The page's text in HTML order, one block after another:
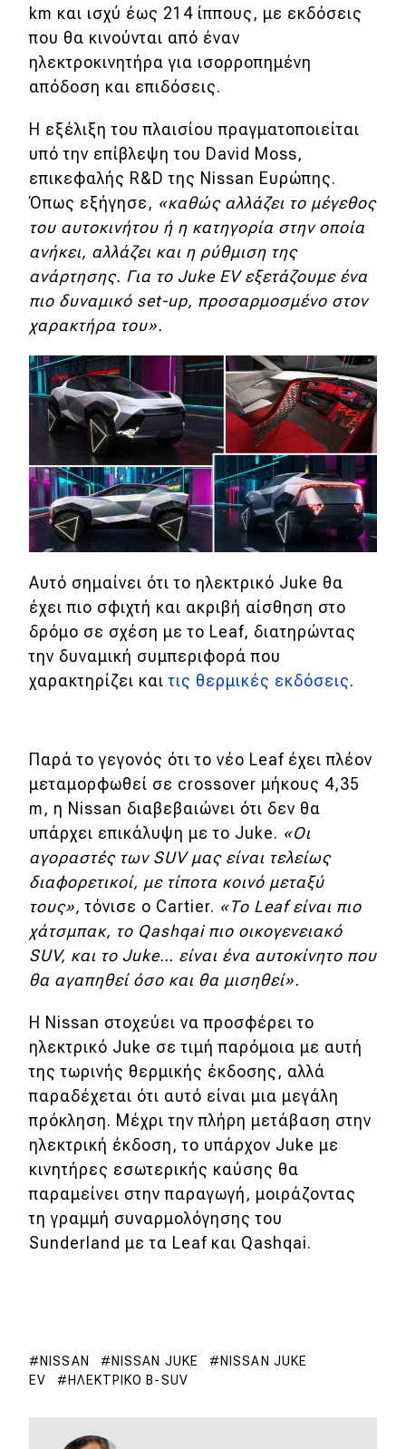
eDRIVE
DRIVE USED
km και ισχύ έως 214 ίππους, με εκδόσεις
που θα κινούνται από έναν
ηλεκτροκινητήρα για ισορροπημένη
απόδοση και επιδόσεις.
Η εξέλιξη του πλαισίου πραγματοποιείται
υπό την επίβλεψη του David Moss,
επικεφαλής R&D της Nissan Ευρώπης.
Όπως εξήγησε, «καθώς αλλάζει το μέγεθος
του αυτοκινήτου ή η κατηγορία στην οποία
ανήκει, αλλάζει και η ρύθμιση της
ανάρτησης. Για το Juke EV εξετάζουμε ένα
πιο δυναμικό set-up, προσαρμοσμένο στον
χαρακτήρα του».
Αυτό σημαίνει ότι το ηλεκτρικό Juke θα
έχει πιο σφιχτή και ακριβή αίσθηση στο
δρόμο σε σχέση με το Leaf, διατηρώντας
την δυναμική συμπεριφορά που
χαρακτηρίζει καιτις θερμικές εκδόσεις.
Παρά το γεγονός ότι το νέο Leaf έχει πλέον
μεταμορφωθεί σε crossover μήκους 4,35
m, η Nissan διαβεβαιώνει ότι δεν θα
υπάρχει επικάλυψη με το Juke. «Οι
αγοραστές των SUV μας είναι τελείως
διαφορετικοί, με τίποτα κοινό μεταξύ
τους»,τόνισε ο Cartier. «Το Leaf είναι πιο
χάτσμπακ, το Qashqai πιο οικογενειακό
SUV, και το Juke… είναι ένα αυτοκίνητο που
θα αγαπηθεί όσο και θα μισηθεί».
Η Nissan στοχεύει να προσφέρει το
ηλεκτρικό Juke σε τιμή παρόμοια με αυτή
της τωρινής θερμικής έκδοσης, αλλά
παραδέχεται ότι αυτό είναι μια μεγάλη
πρόκληση. Μέχρι την πλήρη μετάβαση στην
ηλεκτρική έκδοση, το υπάρχον Juke με
κινητήρες εσωτερικής καύσης θα
παραμείνει στην παραγωγή, μοιράζοντας
τη γραμμή συναρμολόγησης του
Sunderland με τα Leaf και Qashqai.
NISSAN NISSAN JUKE
NISSAN JUKE
EV
ΗΛΕΚΤΡΙΚΌ B-SUV